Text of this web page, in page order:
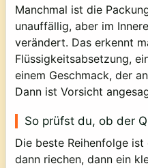
Manchmal ist die
unauffällig, aber im
verändert. Das erkennt
Flüssigkeitsabsetzung,
einem Geschmack, der
Dann ist Vorsicht
So prüfst du, ob der
Die beste Reihenfolge
dann riechen, dann ein